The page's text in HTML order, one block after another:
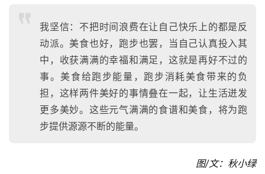
我坚信：不把时间浪费在让自己快乐上的都是反
动派。美食也好，跑步也罢，当自己认真投入其
中，收获满满的幸福和满足，这就是再好不过的
事。美食给跑步能量，跑步消耗美食带来的负
担，这样两件美好的事情叠在一起，让生活迸发
更多美妙。这些元气满满的食谱和美食，将为跑
步提供源源不断的能量。
图/文：秋小绿